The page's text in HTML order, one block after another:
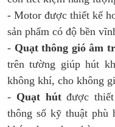
- Motor được thiết kế
sản phẩm có độ bền
- Quạt thông gió âm
trên tường giúp hút
không khí, cho không
- Quạt hútđược thiết
thông số kỹ thuật